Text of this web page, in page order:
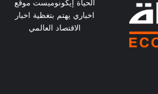
الحياة إيكونوميست موقع
اخباري يهتم بتغظية اخبار
الاقتصاد العالمي